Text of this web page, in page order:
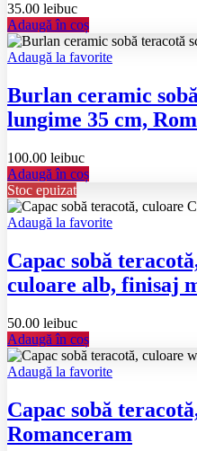
35.00 leibuc
Adaugă în coș
Adaugă la favorite
Burlan ceramic
lungime 35 cm,
100.00 leibuc
Adaugă în coș
Stoc epuizat
Adaugă la favorite
Capac sobă
culoare alb, finisaj
50.00 leibuc
Adaugă în coș
Adaugă la favorite
Capac sobă
Romanceram